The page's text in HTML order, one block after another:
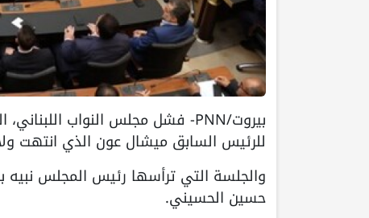
للرئيس السابق ميشال عون الذي انتهت
والجلسة التي ترأسها رئيس المجلس
حسين الحسيني.